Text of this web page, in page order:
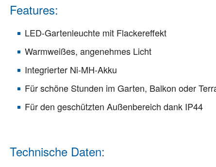
Features:
LED-Gartenleuchte mit Flackereffekt
Warmweißes, angenehmes Licht
Integrierter Ni-MH-Akku
Für schöne Stunden im Garten, Balkon oder
Für den geschützten Außenbereich dank IP44
Technische Daten: